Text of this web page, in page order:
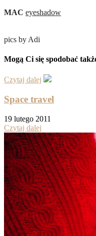
MAC eyeshadow
pics by Adi
Mogą Ci się spodobać
Czytaj dalej
Space travel
19 lutego 2011
Czytaj dalej